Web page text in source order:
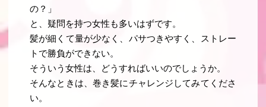
の？ 」
と、疑問を持つ女性も多いはずです。
髪が細くて量が少なく、パサつきやすく、ストレー
トで勝負ができない。
そういう女性は、どうすればいいのでしょうか。
そんなときは、巻き髪にチャレンジしてみてくださ
い。